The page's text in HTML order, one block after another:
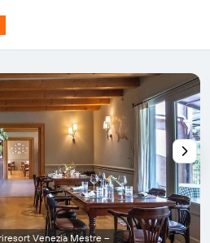
Venezia Mestre –